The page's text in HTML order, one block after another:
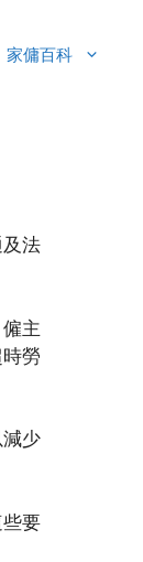
家傭百科
法
主
勞
少
要